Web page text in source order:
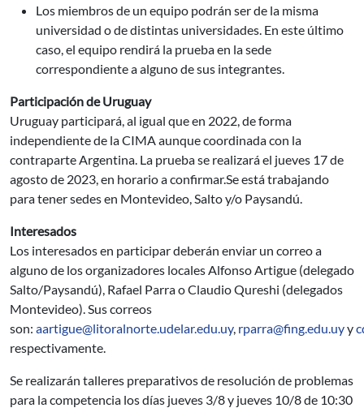
Los miembros de un equipo podrán ser de la misma
universidad o de distintas universidades. En este último
caso, el equipo rendirá la prueba en la sede
correspondiente a alguno de sus integrantes.
Participación de Uruguay
Uruguay participará, al igual que en 2022, de forma
independiente de la CIMA aunque coordinada con la
contraparte Argentina. La prueba se realizará el jueves 17 de
agosto de 2023, en horario a confirmar.Se está trabajando
para tener sedes en Montevideo, Salto y/o Paysandú.
Interesados
Los interesados en participar deberán enviar un correo a
alguno de los organizadores locales Alfonso Artigue (delegado
Salto/Paysandú), Rafael Parra o Claudio Qureshi (delegados
Montevideo). Sus correos
son: aartigue@litoralnorte.udelar.edu.uy, rparra@fing.edu.uyy
respectivamente.
Se realizarán talleres preparativos de resolución de problemas
para la competencia los días jueves 3/8 y jueves 10/8 de 10:30